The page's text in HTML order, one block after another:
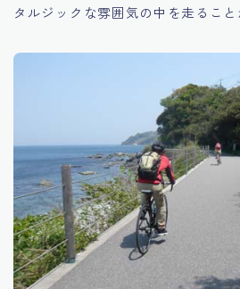
タルジックな雰囲気の中を走ること